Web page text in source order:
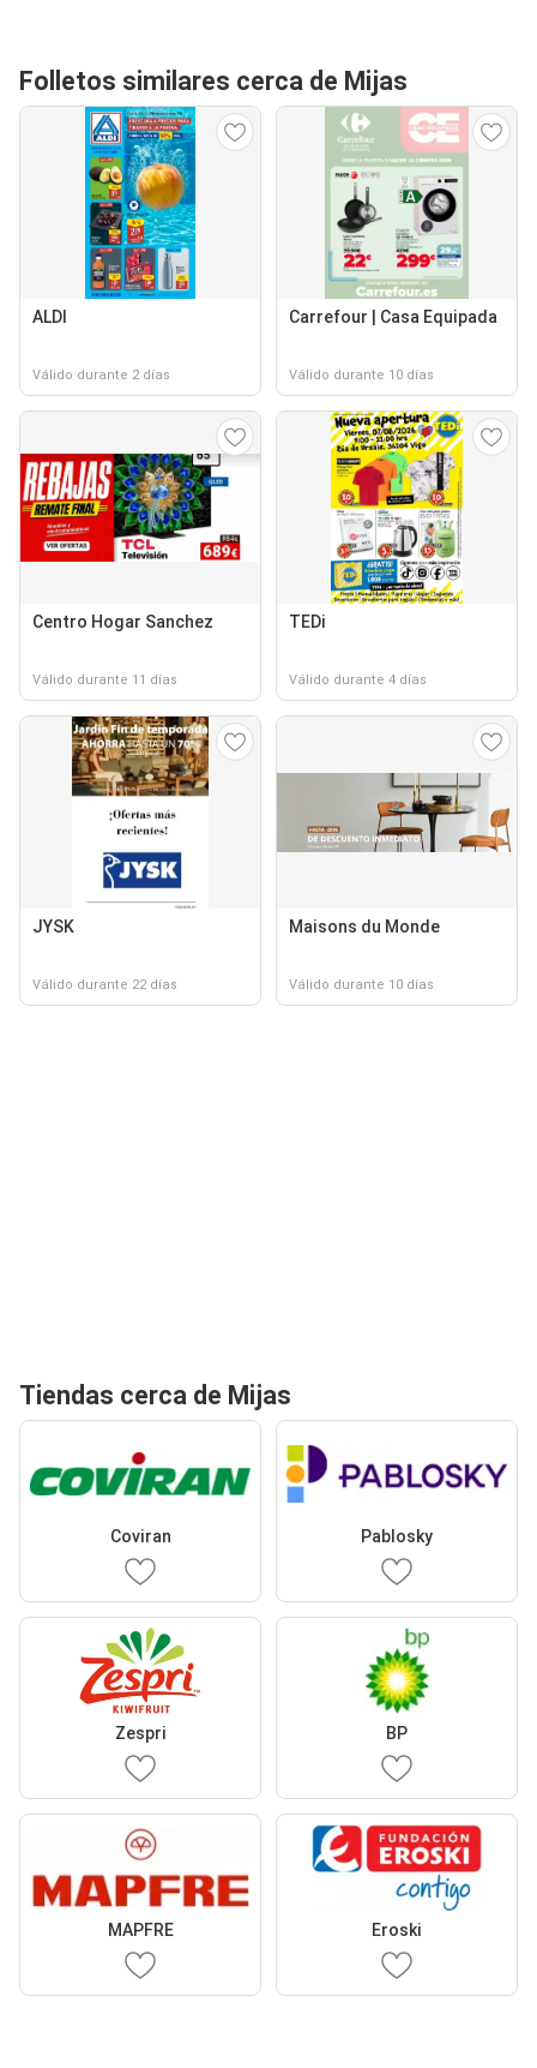
Folletos similares cerca de Mijas
ALDI
Válido durante 2 días
Carrefour | Casa Equipada
Válido durante 10 días
Centro Hogar Sanchez
Válido durante 11 días
TEDi
Válido durante 4 días
JYSK
Válido durante 22 días
Maisons du Monde
Válido durante 10 días
Tiendas cerca de Mijas
Coviran Pablosky
Zespri BP
MAPFRE Eroski